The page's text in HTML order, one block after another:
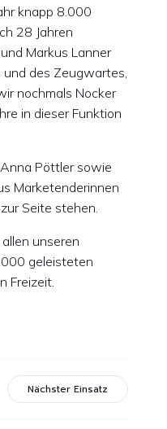
knapp 8.000
28 Jahren
Markus Lanner
des Zeugwartes,
nochmals Nocker
in dieser Funktion
Pöttler sowie
Marketenderinnen
Seite stehen.
unseren
geleisteten
Freizeit.
Nächster Einsatz